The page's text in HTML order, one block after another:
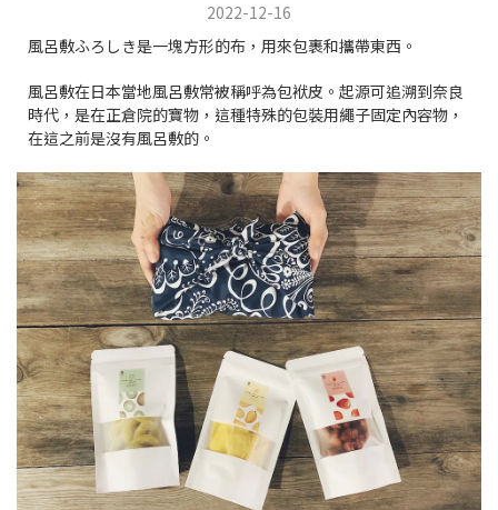
2022-12-16
風呂敷ふろしき是一塊方形的布 ，用來包裹和攜帶東西 。
風呂敷在日本當地風呂敷常被稱呼為包袱皮。 起源可追溯到奈良
時代，是在正倉院的寶物，這種特殊的包裝用繩子固定內容物，
在這之前是沒有風呂敷的。